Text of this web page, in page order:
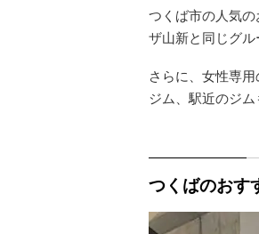
つくば市の人気
ザ山新と同じグル
さらに、女性専
ジム、駅近のジム
つくばのおす